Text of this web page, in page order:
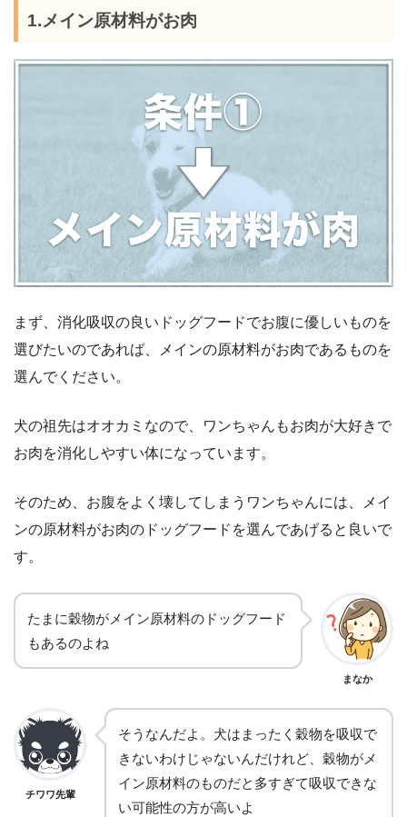
1.メイン原材料がお肉
まず、消化吸収の良いドッグフードでお腹に優しいものを
選びたいのであれば、メインの原材料がお肉であるものを
選んでください。
犬の祖先はオオカミなので、ワンちゃんもお肉が大好きで
お肉を消化しやすい体になっています。
そのため、お腹をよく壊してしまうワンちゃんには、メイ
ンの原材料がお肉のドッグフードを選んであげると良いで
す。
たまに穀物がメイン原材料のドッグフード
もあるのよね
まなか
チワワ先輩
そうなんだよ。犬はまったく穀物を吸収で
きないわけじゃないんだけれど、穀物がメ
イン原材料のものだと多すぎて吸収できな
い可能性の方が高いよ